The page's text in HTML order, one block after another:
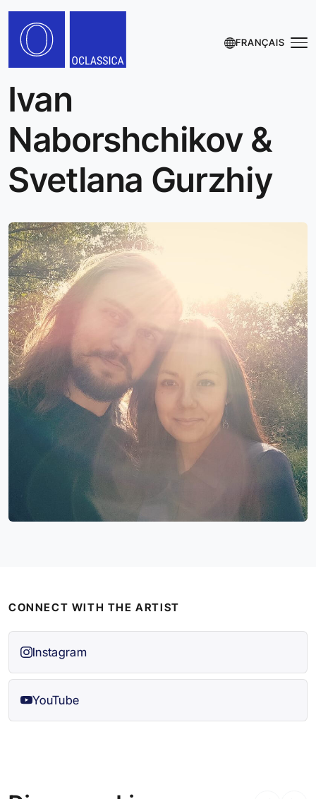
FRANÇAIS
Ivan
Naborshchikov &
Svetlana Gurzhiy
CONNECT WITH THE ARTIST
Instagram
YouTube